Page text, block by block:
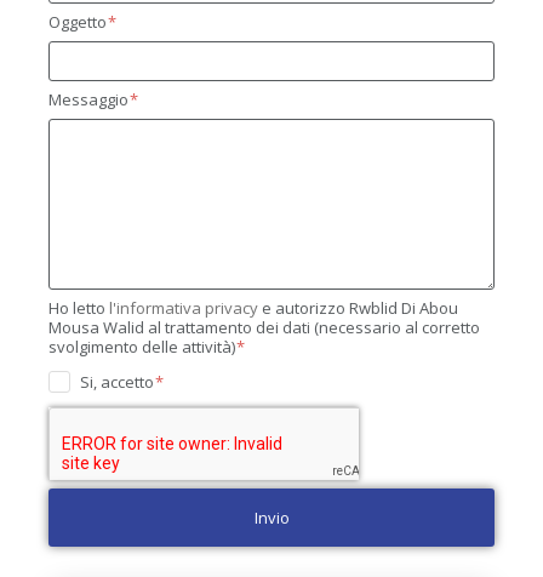
Oggetto
Messaggio
Ho letto l'informativa privacy e autorizzo Rwblid Di Abou
Mousa Walid al trattamento dei dati (necessario al corretto
svolgimento delle attività)
Si, accetto
Invio